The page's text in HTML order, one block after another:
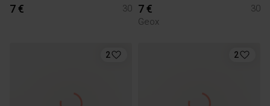
7 € 30 7 €
30
Geox
2 2